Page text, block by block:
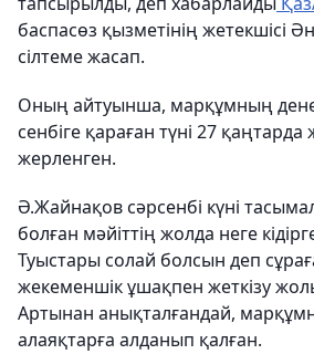
баспасөз қызметінің жетекшісі
сілтеме жасап.
Оның айтуынша, марқұмның
сенбіге қараған түні 27 қаңтарда
жерленген.
Ә.Жайнақов сәрсенбі күні
болған мәйіттің жолда неге
Туыстары солай болсын деп
жекеменшік ұшақпен жеткізу
Артынан анықталғандай,
алаяқтарға алданып қалған.